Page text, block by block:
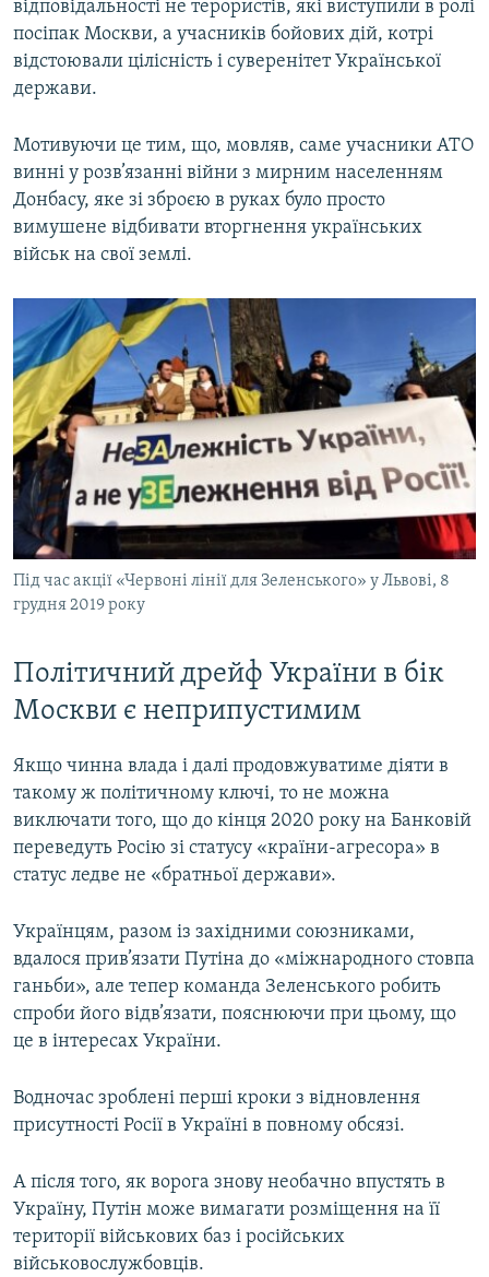
відповідальності не терористів, які виступили в ролі
посіпак Москви, а учасників бойових дій, котрі
відстоювали цілісність і суверенітет Української
держави.
Мотивуючи це тим, що, мовляв, саме учасники АТО
винні у розв’язанні війни з мирним населенням
Донбасу, яке зі зброєю в руках було просто
вимушене відбивати вторгнення українських
військ на свої землі.
Під час акції «Червоні лінії для Зеленського» у Львові, 8
грудня 2019 року
Політичний дрейф України в бік
Москви є неприпустимим
Якщо чинна влада і далі продовжуватиме діяти в
такому ж політичному ключі, то не можна
виключати того, що до кінця 2020 року на Банковій
переведуть Росію зі статусу «країни-агресора» в
статус ледве не «братньої держави».
Українцям, разом із західними союзниками,
вдалося прив’язати Путіна до «міжнародного стовпа
ганьби», але тепер команда Зеленського робить
спроби його відв’язати, пояснюючи при цьому, що
це в інтересах України.
Водночас зроблені перші кроки з відновлення
присутності Росії в Україні в повному обсязі.
А після того, як ворога знову необачно впустять в
Україну, Путін може вимагати розміщення на її
території військових баз і російських
військовослужбовців.